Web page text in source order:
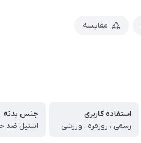
مقایسه
استفاده کاربری
رسمی ، روزمره ، ورزشی
جنس بدنه
استیل